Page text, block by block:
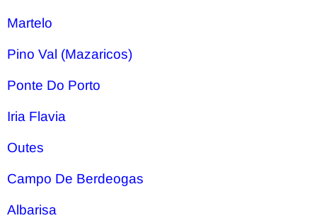
Martelo
Pino Val (Mazaricos)
Ponte Do Porto
Iria Flavia
Outes
Campo De Berdeogas
Albarisa